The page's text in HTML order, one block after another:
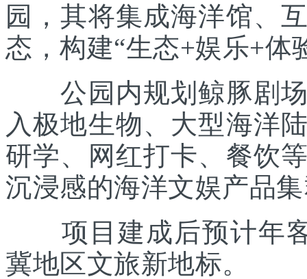
园，其将集成海洋馆、
态，构建“生态+娱乐+体
公园内规划鲸豚剧场
入极地生物、大型海洋
研学、网红打卡、餐饮
沉浸感的海洋文娱产品
项目建成后预计年客
冀地区文旅新地标。